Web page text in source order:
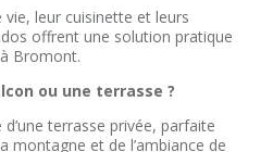
vie, leur cuisinette et leurs
offrent une solution pratique
Bromont.
ou une terrasse ?
terrasse privée, parfaite
montagne et de l’ambiance de